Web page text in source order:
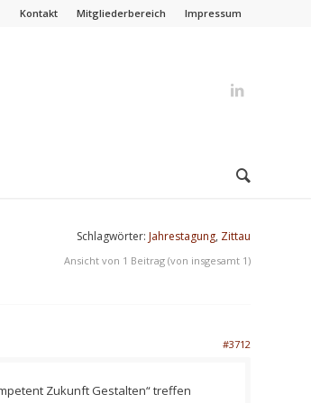
Kontakt Mitgliederbereich Impressum
Schlagwörter: Jahrestagung, Zittau
Ansicht von 1 Beitrag (von insgesamt 1)
#3712
Zukunft Gestalten“ treffen